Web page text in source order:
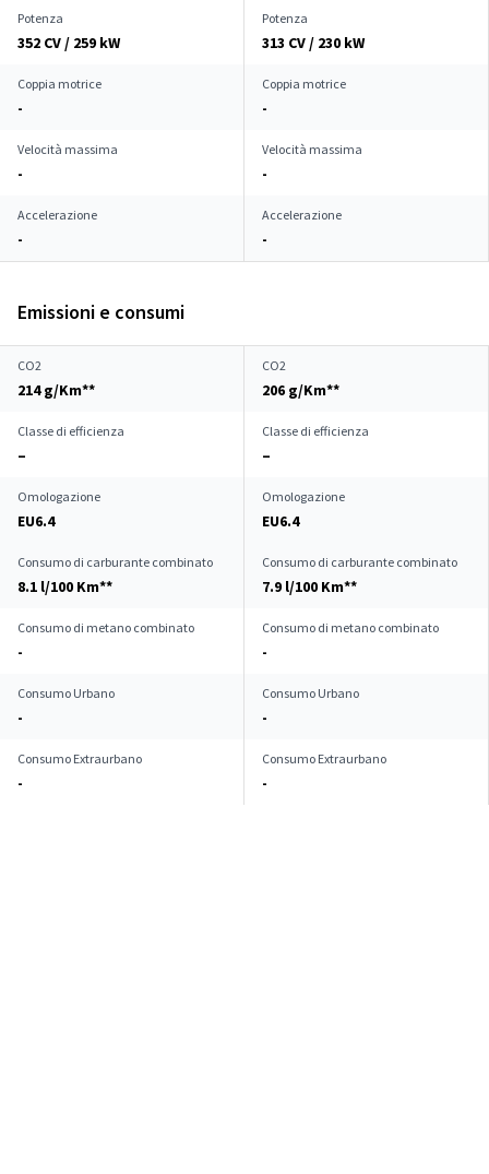
Potenza
352 CV / 259 kW
Potenza
313 CV / 230 kW
Coppia motrice
-
Coppia motrice
-
Velocità massima
-
Velocità massima
-
Accelerazione
-
Accelerazione
-
Emissioni e consumi
CO2
214 g/Km**
CO2
206 g/Km**
Classe di efficienza
–
Classe di efficienza
–
Omologazione
EU6.4
Omologazione
EU6.4
Consumo di carburante combinato
8.1 l/100 Km**
Consumo di carburante combinato
7.9 l/100 Km**
Consumo di metano combinato
-
Consumo di metano combinato
-
Consumo Urbano
-
Consumo Urbano
-
Consumo Extraurbano
-
Consumo Extraurbano
-